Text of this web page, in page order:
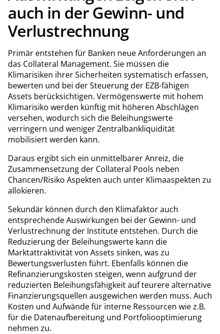
auch in der Gewinn- und
Verlustrechnung
Primär entstehen für Banken neue Anforderungen an
das Collateral Management. Sie müssen die
Klimarisiken ihrer Sicherheiten systematisch erfassen,
bewerten und bei der Steuerung der EZB-fähigen
Assets berücksichtigen. Vermögenswerte mit hohem
Klimarisiko werden künftig mit höheren Abschlägen
versehen, wodurch sich die Beleihungswerte
verringern und weniger Zentralbankliquidität
mobilisiert werden kann.
Daraus ergibt sich ein unmittelbarer Anreiz, die
Zusammensetzung der Collateral Pools neben
Chancen/Risiko Aspekten auch unter Klimaaspekten zu
allokieren.
Sekundär können durch den Klimafaktor auch
entsprechende Auswirkungen bei der Gewinn- und
Verlustrechnung der Institute entstehen. Durch die
Reduzierung der Beleihungswerte kann die
Marktattraktivität von Assets sinken, was zu
Bewertungsverlusten führt. Ebenfalls können die
Refinanzierungskosten steigen, wenn aufgrund der
reduzierten Beleihungsfähigkeit auf teurere alternative
Finanzierungsquellen ausgewichen werden muss. Auch
Kosten und Aufwände für interne Ressourcen wie z.B.
für die Datenaufbereitung und Portfoliooptimierung
nehmen zu.